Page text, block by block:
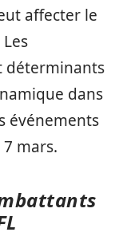
affecter le
déterminants
dans
événements
mars.